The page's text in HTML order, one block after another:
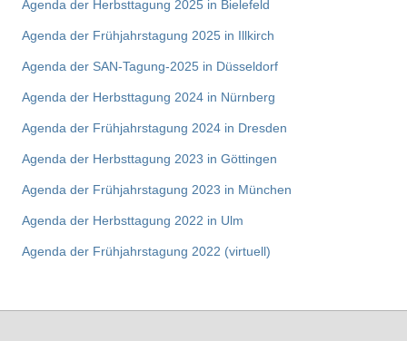
Agenda der Herbsttagung 2025 in Bielefeld
Agenda der Frühjahrstagung 2025 in Illkirch
Agenda der SAN-Tagung-2025 in Düsseldorf
Agenda der Herbsttagung 2024 in Nürnberg
Agenda der Frühjahrstagung 2024 in Dresden
Agenda der Herbsttagung 2023 in Göttingen
Agenda der Frühjahrstagung 2023 in München
Agenda der Herbsttagung 2022 in Ulm
Agenda der Frühjahrstagung 2022 (virtuell)